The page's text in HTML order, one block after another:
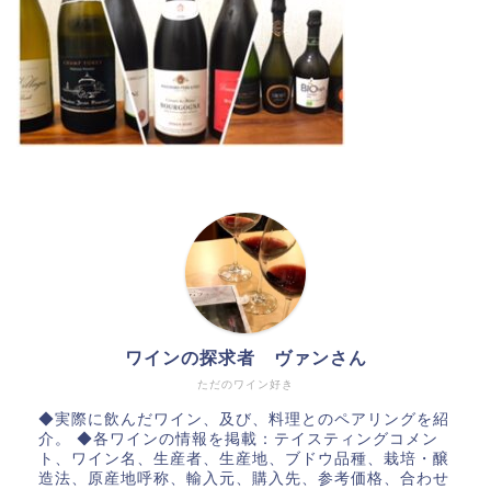
ただのワイン好き
ワインの探求者 ヴァンさん
◆実際に飲んだワイン、及び、料理とのペアリングを紹
介。 ◆各ワインの情報を掲載：テイスティングコメン
ト、ワイン名、生産者、生産地、ブドウ品種、栽培・醸
造法、原産地呼称、輸入元、購入先、参考価格、合わせ